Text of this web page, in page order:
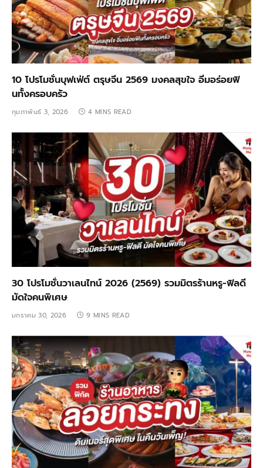
10 โปรโมชั่นบุฟเฟ่ต์ ตรุษจีน 2569 มงคลสุขใจ อิ่มอร่อยฟิ
นทั้งครอบครัว
กุมภาพันธ์ 3, 2026 4 MINS READ
30 โปรโมชั่นวาเลนไทน์ 2026 (2569) รวมมิตรร้านหรู-ฟิลดี
มัดใจคนพิเศษ
มกราคม 30, 2026 9 MINS READ